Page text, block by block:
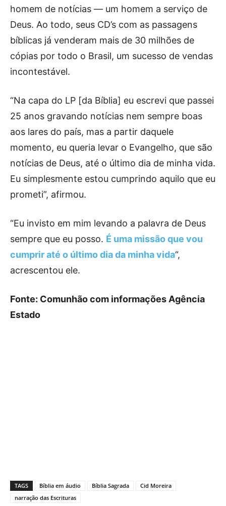
homem de notícias — um homem a serviço de
Deus. Ao todo, seus CD’s com as passagens
bíblicas já venderam mais de 30 milhões de
cópias por todo o Brasil, um sucesso de vendas
incontestável.
“Na capa do LP [da Bíblia] eu escrevi que passei
25 anos gravando notícias nem sempre boas
aos lares do país, mas a partir daquele
momento, eu queria levar o Evangelho, que são
notícias de Deus, até o último dia de minha vida.
Eu simplesmente estou cumprindo aquilo que eu
prometi”, afirmou.
“Eu invisto em mim levando a palavra de Deus
sempre que eu posso. É uma missão que vou
cumprir até o último dia da minha vida“,
acrescentou ele.
Fonte: Comunhão com informações Agência
Estado
TAGS Bíblia em áudio Bíblia Sagrada
Cid Moreira
narração das Escrituras